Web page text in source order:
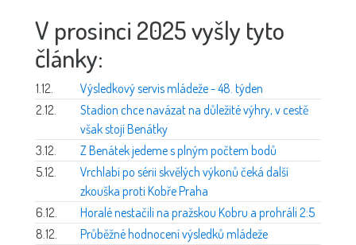
V prosinci 2025 vyšly tyto
články:
1.12.
Výsledkový servis mládeže - 48. týden
2.12.
Stadion chce navázat na důležité výhry, v cestě
však stojí Benátky
3.12.
Z Benátek jedeme s plným počtem bodů
5.12.
Vrchlabí po sérii skvělých výkonů čeká další
zkouška proti Kobře Praha
6.12.
Horalé nestačili na pražskou Kobru a prohráli 2:5
8.12.
Průběžné hodnocení výsledků mládeže